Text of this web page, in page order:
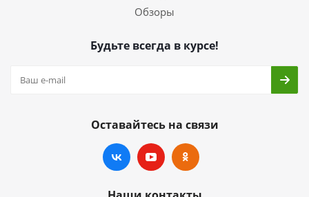
Обзоры
Будьте всегда в курсе!
Оставайтесь на связи